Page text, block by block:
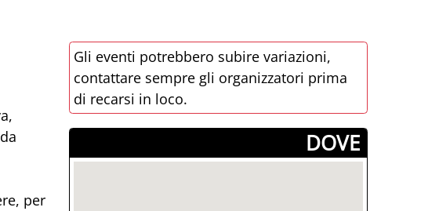
per
Gli eventi potrebbero subire variazioni,
contattare sempre gli organizzatori prima
di recarsi in loco.
­DOVE